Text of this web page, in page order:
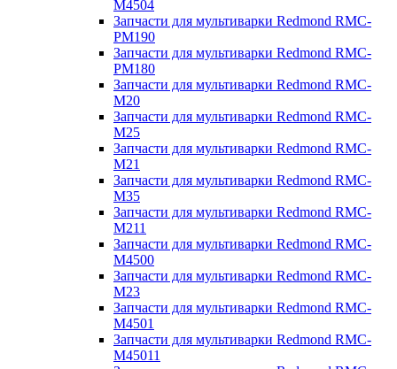
M4504
Запчасти для мультиварки Redmond RMC-
PM190
Запчасти для мультиварки Redmond RMC-
PM180
Запчасти для мультиварки Redmond RMC-
M20
Запчасти для мультиварки Redmond RMC-
M25
Запчасти для мультиварки Redmond RMC-
M21
Запчасти для мультиварки Redmond RMC-
M35
Запчасти для мультиварки Redmond RMC-
M211
Запчасти для мультиварки Redmond RMC-
M4500
Запчасти для мультиварки Redmond RMC-
M23
Запчасти для мультиварки Redmond RMC-
M4501
Запчасти для мультиварки Redmond RMC-
M45011